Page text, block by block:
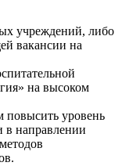
учреждений, либо
вакансии на
на высоком
повысить уровень
в направлении